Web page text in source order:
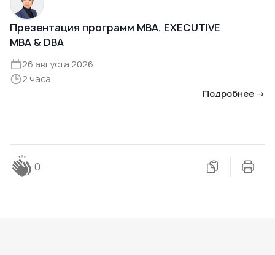
Презентация программ MBA, EXECUTIVE
MBA & DBA
26 августа 2026
2 часа
Подробнее →
0